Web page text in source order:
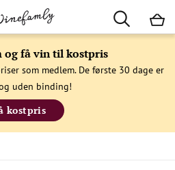
og få vin til kostpris
som medlem. De første 30 dage er
uden binding!
kostpris